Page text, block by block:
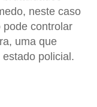
neste caso
pode controlar
uma que
policial.